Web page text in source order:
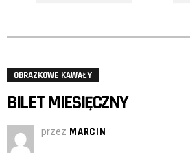
OBRAZKOWE KAWAŁY
BILET MIESIĘCZNY
przez MARCIN